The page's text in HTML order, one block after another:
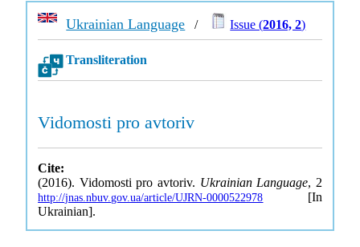
Ukrainian Language / Issue (2016, 2)
Transliteration
Vidomosti pro avtoriv
Cite:
(2016). Vidomosti pro avtoriv. Ukrainian Language, 2
http://jnas.nbuv.gov.ua/article/UJRN-0000522978 [In
Ukrainian].